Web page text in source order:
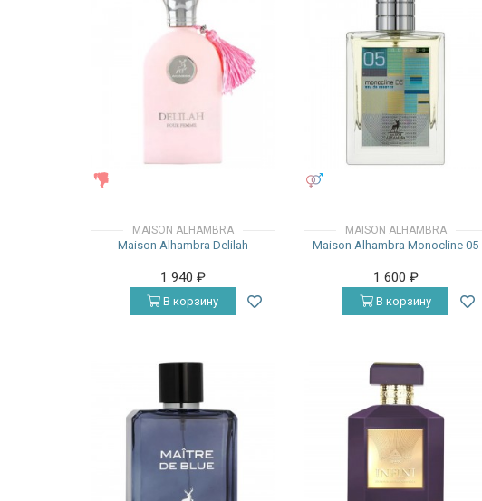
MAISON ALHAMBRA
Maison Alhambra Delilah
1 940 ₽
В корзину
MAISON ALHAMBRA
Maison Alhambra Monocline 05
1 600 ₽
В корзину